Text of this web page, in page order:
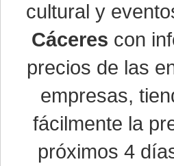
cultural y
Cáceres con
precios de las
empresas,
fácilmente la
próximos 4